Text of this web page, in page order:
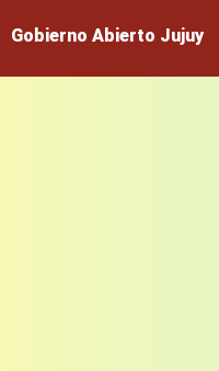
Gobierno Abierto Jujuy